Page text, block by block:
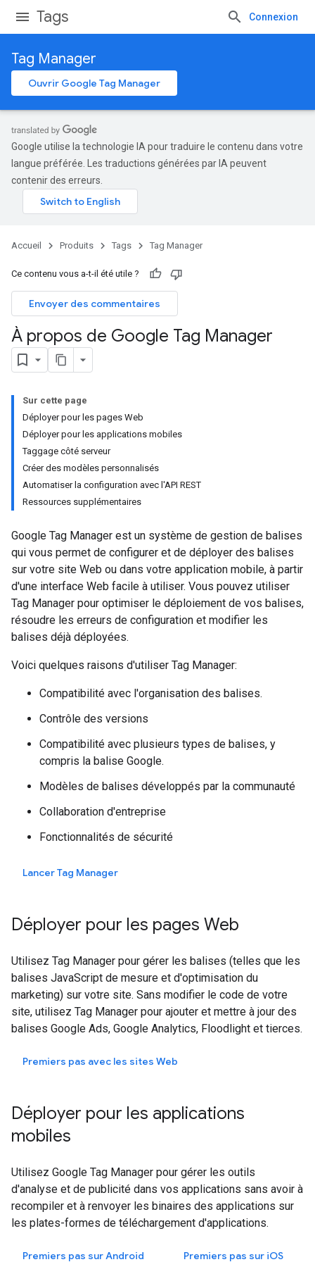
Tags Connexion
Tag Manager
Ouvrir Google Tag Manager
Google utilise la technologie IA pour traduire le contenu dans votre
langue préférée. Les traductions générées par IA peuvent
contenir des erreurs.
Accueil Produits Tags Tag Manager
Ce contenu vous a-t-il été utile ?
Envoyer des commentaires
À propos de Google Tag Manager
Sur cette page
Déployer pour les pages Web
Déployer pour les applications mobiles
Taggage côté serveur
Créer des modèles personnalisés
Automatiser la configuration avec l'API REST
Ressources supplémentaires
Google Tag Manager est un système de gestion de balises
qui vous permet de configurer et de déployer des balises
sur votre site Web ou dans votre application mobile, à partir
d'une interface Web facile à utiliser. Vous pouvez utiliser
Tag Manager pour optimiser le déploiement de vos balises,
résoudre les erreurs de configuration et modifier les
balises déjà déployées.
Voici quelques raisons d'utiliser Tag Manager:
Compatibilité avec l'organisation des balises.
Contrôle des versions
Compatibilité avec plusieurs types de balises, y
compris la balise Google.
Modèles de balises développés par la communauté
Collaboration d'entreprise
Fonctionnalités de sécurité
Lancer Tag Manager
Déployer pour les pages Web
Utilisez Tag Manager pour gérer les balises (telles que les
balises JavaScript de mesure et d'optimisation du
marketing) sur votre site. Sans modifier le code de votre
site, utilisez Tag Manager pour ajouter et mettre à jour des
balises Google Ads, Google Analytics, Floodlight et tierces.
Premiers pas avec les sites Web
Déployer pour les applications
mobiles
Utilisez Google Tag Manager pour gérer les outils
d'analyse et de publicité dans vos applications sans avoir à
recompiler et à renvoyer les binaires des applications sur
les plates-formes de téléchargement d'applications.
Premiers pas sur Android Premiers pas sur iOS